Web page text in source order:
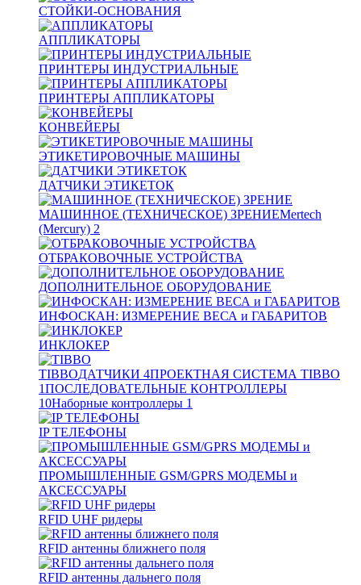
СТОЙКИ-ОСНОВАНИЯ
АППЛИКАТОРЫ
ПРИНТЕРЫ ИНДУСТРИАЛЬНЫЕ
ПРИНТЕРЫ АППЛИКАТОРЫ
КОНВЕЙЕРЫ
ЭТИКЕТИРОВОЧНЫЕ МАШИНЫ
ДАТЧИКИ ЭТИКЕТОК
МАШИННОЕ (ТЕХНИЧЕСКОЕ) ЗРЕНИЕMertech
(Mercury) 2
ОТБРАКОВОЧНЫЕ УСТРОЙСТВА
ДОПОЛНИТЕЛЬНОЕ ОБОРУДОВАНИЕ
ИНФОСКАН: ИЗМЕРЕНИЕ ВЕСА и ГАБАРИТОВ
ИНКЛОКЕР
TIBBOДАТЧИКИ 4ПРОЕКТНАЯ СИСТЕМА TIBBO
1ПОСЛЕДОВАТЕЛЬНЫЕ КОНТРОЛЛЕРЫ
10Наборные контроллеры 1
IP ТЕЛЕФОНЫ
ПРОМЫШЛЕННЫЕ GSM/GPRS МОДЕМЫ и
АКСЕССУАРЫ
RFID UHF ридеры
RFID антенны ближнего поля
RFID антенны дальнего поля